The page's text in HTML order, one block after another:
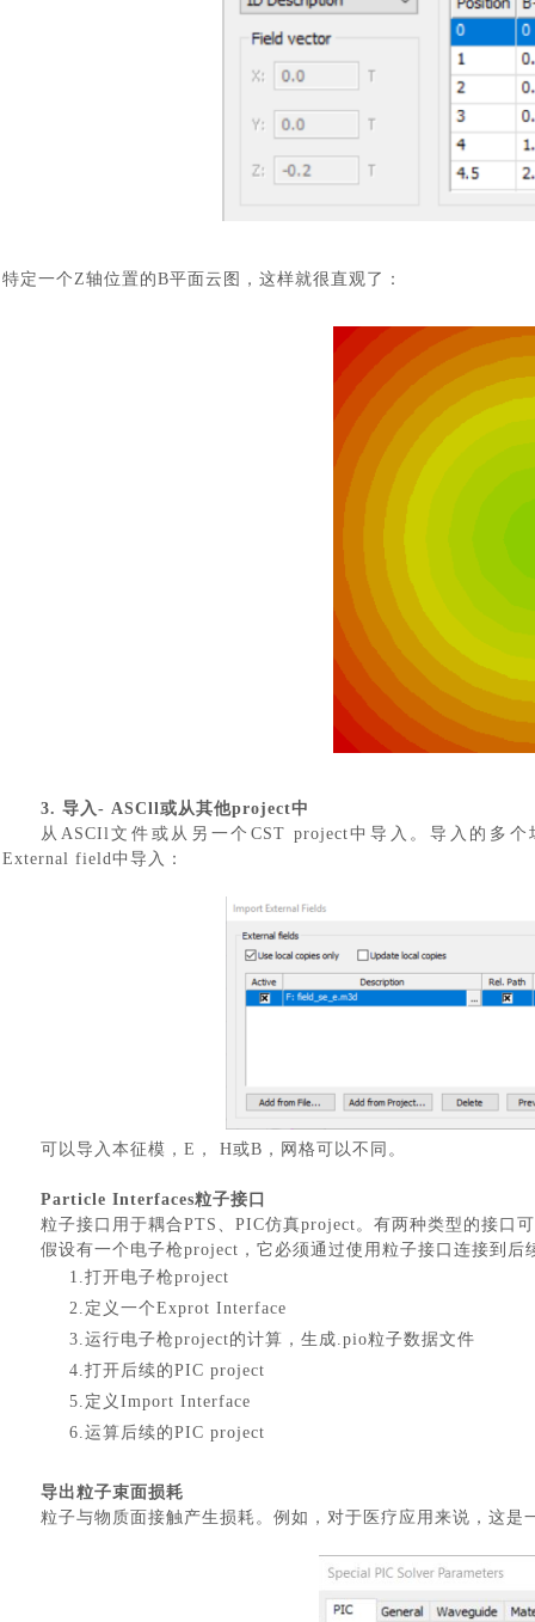
特定一个Z轴位置的B平面云图，这样就很直观了：
3. 导入- ASCll或从其他project中
从 ASCIl文件或从另一个CST project中导入。导入的多个
External field中导入：
可以导入本征模， E， H或B，网格可以不同。
Particle Interfaces粒子接口
粒子接口用于耦合PTS、PIC仿真project。有两种类型的接口
假设有一个电子枪project，它必须通过使用粒子接口连接到后
1.打开电子枪project
2.定义一个Exprot Interface
3.运行电子枪project的计算，生成.pio粒子数据文件
4.打开后续的PIC project
5.定义Import Interface
6.运算后续的PIC project
导出粒子束面损耗
粒子与物质面接触产生损耗。例如，对于医疗应用来说，这
汽车交通